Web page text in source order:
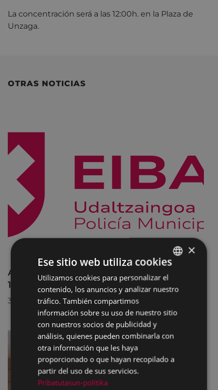
La concentración será a las 12:00h. en la Plaza de
Unzaga.
OTRAS NOTICIAS
Afecciones al tráfico en la calle Egogain del
10 al 23 de agosto, por motivo de obras
30/07/2026
BASQUE
SPANISH
×
Ese sitio web utiliza cookies
Utilizamos cookies para personalizar el
contenido, los anuncios y analizar nuestro
tráfico. También compartimos
información sobre su uso de nuestro sitio
con nuestros socios de publicidad y
análisis, quienes pueden combinarla con
otra información que les haya
proporcionado o que hayan recopilado a
partir del uso de sus servicios.
Pribatutasun-politika